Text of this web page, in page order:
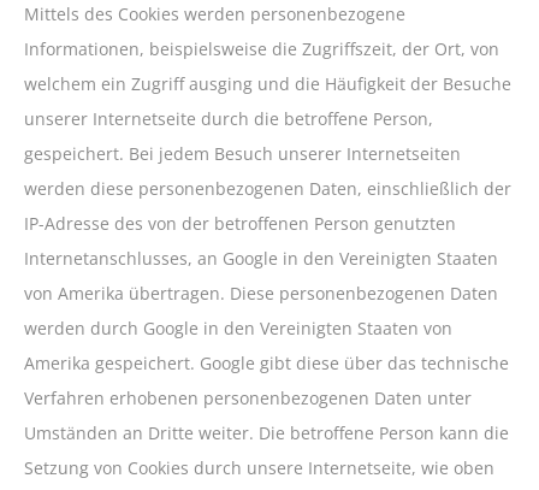
Mittels des Cookies werden personenbezogene
Informationen, beispielsweise die Zugriffszeit, der Ort, von
welchem ein Zugriff ausging und die Häufigkeit der Besuche
unserer Internetseite durch die betroffene Person,
gespeichert. Bei jedem Besuch unserer Internetseiten
werden diese personenbezogenen Daten, einschließlich der
IP-Adresse des von der betroffenen Person genutzten
Internetanschlusses, an Google in den Vereinigten Staaten
von Amerika übertragen. Diese personenbezogenen Daten
werden durch Google in den Vereinigten Staaten von
Amerika gespeichert. Google gibt diese über das technische
Verfahren erhobenen personenbezogenen Daten unter
Umständen an Dritte weiter. Die betroffene Person kann die
Setzung von Cookies durch unsere Internetseite, wie oben